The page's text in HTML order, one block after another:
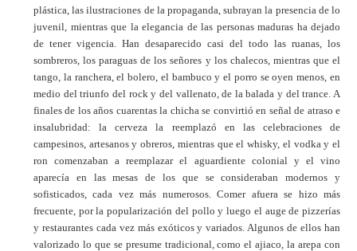
plástica, las ilustraciones de la propaganda, subrayan la presencia de lo
juvenil, mientras que la elegancia de las personas maduras ha dejado
de tener vigencia. Han desaparecido casi del todo las ruanas, los
sombreros, los paraguas de los señores y los chalecos, mientras que el
tango, la ranchera, el bolero, el bambuco y el porro se oyen menos, en
medio del triunfo del rock y del vallenato, de la balada y del trance. A
finales de los años cuarentas la chicha se convirtió en señal de atraso e
insalubridad: la cerveza la reemplazó en las celebraciones de
campesinos, artesanos y obreros, mientras que el whisky, el vodka y el
ron comenzaban a reemplazar el aguardiente colonial y el vino
aparecía en las mesas de los que se consideraban modernos y
sofisticados, cada vez más numerosos. Comer afuera se hizo más
frecuente, por la popularización del pollo y luego el auge de pizzerías
y restaurantes cada vez más exóticos y variados. Algunos de ellos han
valorizado lo que se presume tradicional, como el ajiaco, la arepa con